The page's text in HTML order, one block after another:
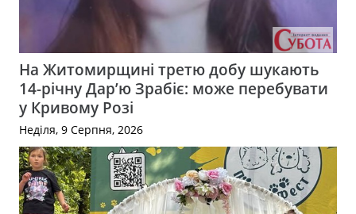
На Житомирщині третю добу шукають
14-річну Дар’ю Зрабіє: може перебувати
у Кривому Розі
Неділя, 9 Серпня, 2026